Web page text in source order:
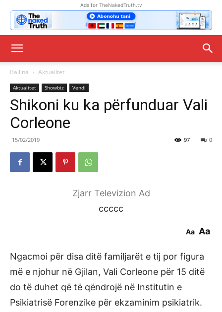
Ads for TheNakedTruth.tv
Ballina Aktualitet
Aktualitet Showbiz Vendi
Shikoni ku ka përfunduar Vali
Corleone
15/02/2019 0
97
Zjarr Televizion Ad
ccccc
Aa Aa
Ngacmoi për disa ditë familjarët e tij por figura
më e njohur në Gjilan, Vali Corleone për 15 ditë
do të duhet që të qëndrojë në Institutin e
Psikiatrisë Forenzike për ekzaminim psikiatrik.